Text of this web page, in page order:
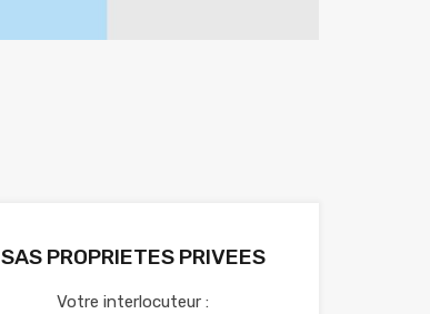
SAS PROPRIETES PRIVEES
Votre interlocuteur :